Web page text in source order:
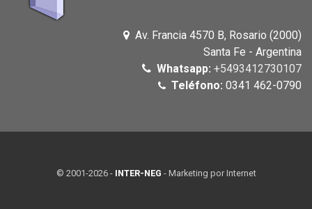
Av. Francia 4570 B, Rosario (2000)
Santa Fe - Argentina
Whatsapp: +5493412730107
Teléfono: 0341 462-0790
© 2001-2026 - INTER-NEG - Marketing por Internet